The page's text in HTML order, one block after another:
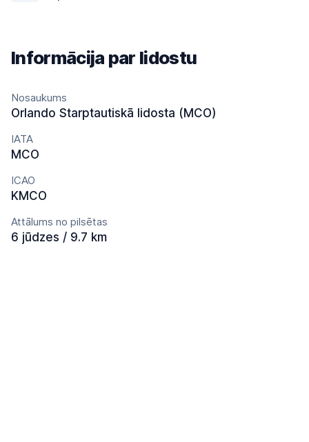
Informācija par lidostu
Nosaukums
Orlando Starptautiskā lidosta (MCO)
IATA
MCO
ICAO
KMCO
Attālums no pilsētas
6 jūdzes / 9.7 km